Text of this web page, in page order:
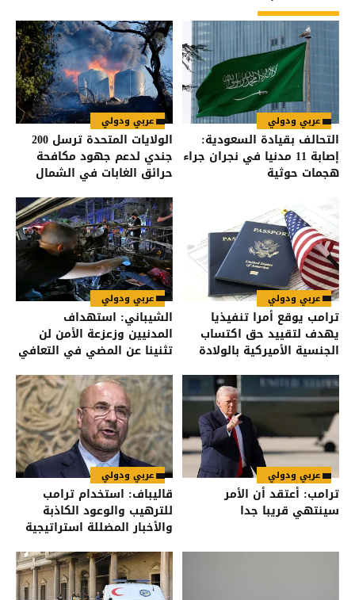
عربي ودولي
التحالف بقيادة السعودية:
إصابة 11 مدنيا في نجران جراء
هجمات حوثية
عربي ودولي
الولايات المتحدة ترسل 200
جندي لدعم جهود مكافحة
حرائق الغابات في الشمال
عربي ودولي
ترامب يوقع أمرا تنفيذيا
يهدف لتقييد حق اكتساب
الجنسية الأميركية بالولادة
عربي ودولي
الشيباني: استهداف
المدنيين وزعزعة الأمن لن
تثنينا عن المضي في التعافي
عربي ودولي
ترامب: أعتقد أن الأمر
سينتهي قريبا جدا
عربي ودولي
قاليباف: استخدام ترامب
للترهيب والوعود الكاذبة
والأخبار المضللة استراتيجية